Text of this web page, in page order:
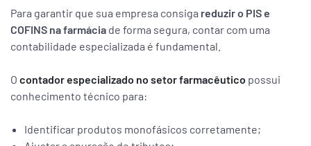
Para garantir que sua empresa consiga reduzir o PIS e
COFINS na farmácia de forma segura, contar com uma
contabilidade especializada é fundamental.
O contador especializado no setor farmacêutico possui
conhecimento técnico para:
Identificar produtos monofásicos corretamente;